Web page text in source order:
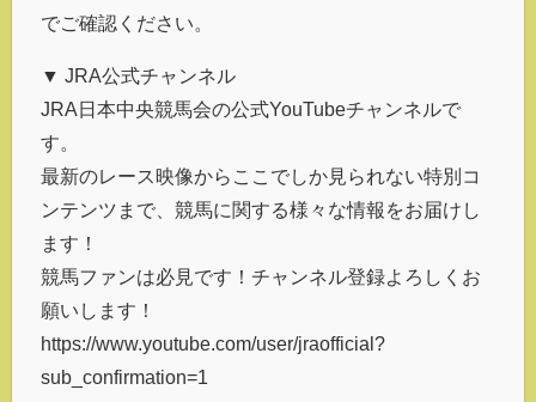
でご確認ください。
▼ JRA公式チャンネル
JRA日本中央競馬会の公式YouTubeチャンネルで
す。
最新のレース映像からここでしか見られない特別コ
ンテンツまで、競馬に関する様々な情報をお届けし
ます！
競馬ファンは必見です！チャンネル登録よろしくお
願いします！
https://www.youtube.com/user/jraofficial?
sub_confirmation=1